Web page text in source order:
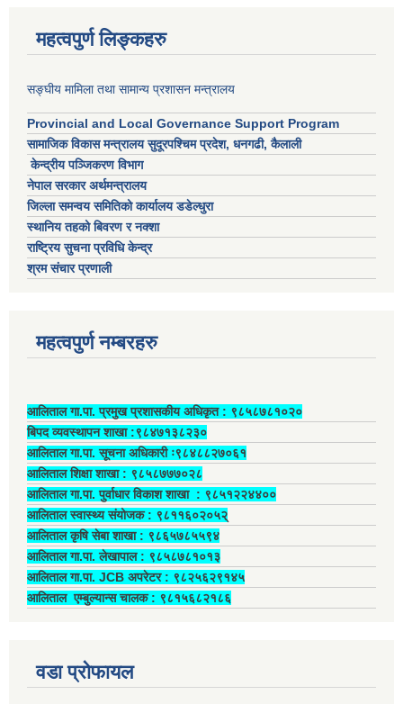
महत्वपुर्ण लिङ्कहरु
सङ्घीय मामिला तथा सामान्य प्रशासन मन्त्रालय
Provincial and Local Governance Support Program
सामाजिक विकास मन्त्रालय सुदूरपश्चिम प्रदेश, धनगढी, कैलाली
केन्द्रीय पञ्जिकरण विभाग
नेपाल सरकार अर्थमन्त्रालय
जिल्ला समन्वय समितिको कार्यालय डडेल्धुरा
स्थानिय तहको बिवरण र नक्शा
राष्ट्रिय सुचना प्रविधि केन्द्र
श्रम संचार प्रणाली
महत्वपुर्ण नम्बरहरु
आलिताल गा.पा. प्रमुख प्रशासकीय अधिकृत ‍: ९८५८७८१०२०
बिपद व्यवस्थापन शाखा :९८४७१३८२३०
आलिताल गा.पा. सूचना अधिकारी ः९८४८८२७०६१
आलिताल शिक्षा शाखा : ९८५८७७७०२८
आलिताल गा.पा. पुर्वाधार विकाश शाखा ‍: ९८५१२२४४००
आलिताल स्वास्थ्य संयोजक ‍: ९८११६०२०५२्
आलिताल कृषि सेबा शाखा : ९८६५७८५५९४
आलिताल गा.पा. लेखापाल ‍: ९८५८७८१०१३
आलिताल गा.पा. JCB अपरेटर ‍: ९८२५६२९१४५
आलिताल एम्बुल्यान्स चालक ‍: ९८१५६८२१८६
वडा प्रोफायल